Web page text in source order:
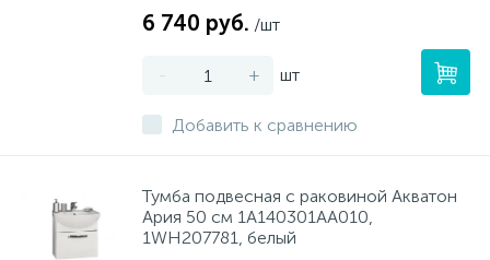
6 740 руб. /шт
- + шт
Добавить к сравнению
Тумба подвесная с раковиной Акватон
Ария 50 см 1A140301AA010,
1WH207781, белый